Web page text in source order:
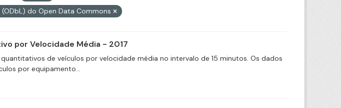
do Open Data Commons
por Velocidade Média - 2017
de veículos por velocidade média no intervalo de 15 minutos. Os dados
por equipamento...